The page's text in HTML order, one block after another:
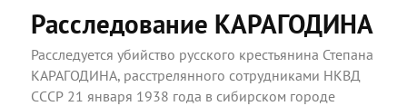
Расследование КАРАГОДИНА
Расследуется убийство русского крестьянина Степана
КАРАГОДИНА, расстрелянного сотрудниками НКВД
СССР 21 января 1938 года в сибирском городе